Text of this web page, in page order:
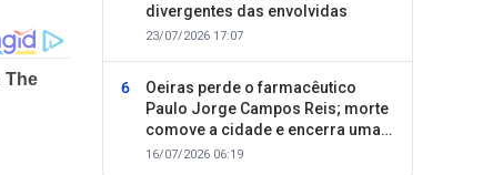
divergentes das envolvidas
23/07/2026 17:07
Oeiras perde o farmacêutico
Paulo Jorge Campos Reis; morte
comove a cidade e encerra uma
trajetória dedicada ao cuidado
16/07/2026 06:19